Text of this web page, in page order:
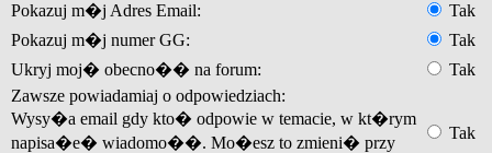
Pokazuj m�j Adres Email:
Tak
Pokazuj m�j numer GG:
Tak
Ukryj moj� obecno�� na forum:
Tak
Zawsze powiadamiaj o odpowiedziach:
Wysy�a email gdy kto� odpowie w temacie, w kt�rym
napisa�e� wiadomo��. Mo�esz to zmieni� przy
Tak